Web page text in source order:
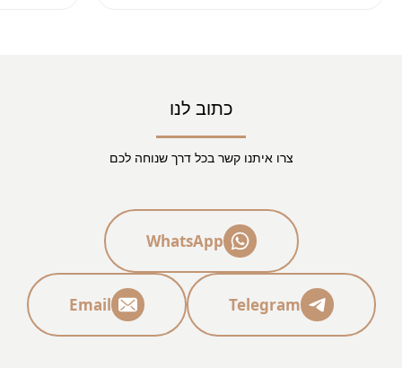
כתוב לנו
צרו איתנו קשר בכל דרך שנוחה לכם
WhatsApp
Telegram
Email